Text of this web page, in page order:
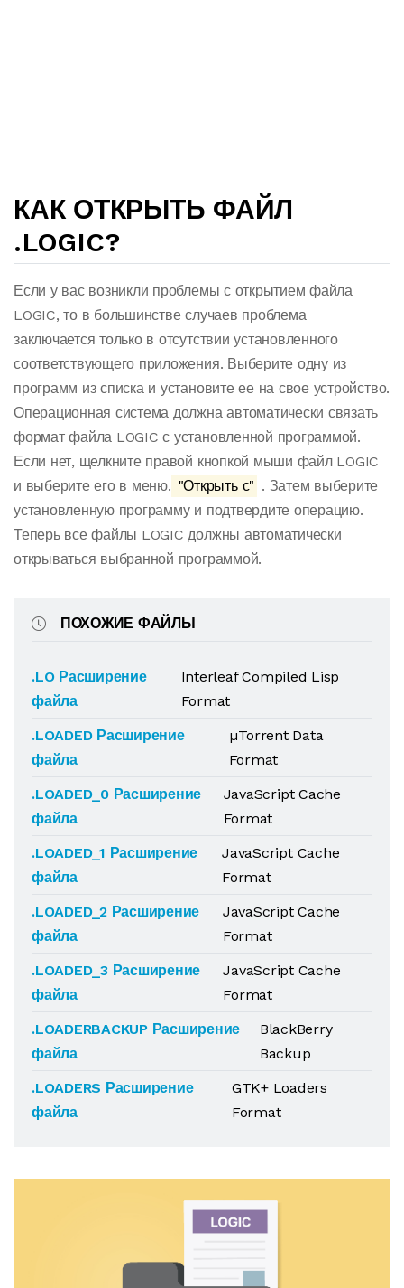
КАК ОТКРЫТЬ ФАЙЛ
.LOGIC?
Если у вас возникли проблемы с открытием файла
LOGIC, то в большинстве случаев проблема
заключается только в отсутствии установленного
соответствующего приложения. Выберите одну из
программ из списка и установите ее на свое устройство.
Операционная система должна автоматически связать
формат файла LOGIC с установленной программой.
Если нет, щелкните правой кнопкой мыши файл LOGIC
и выберите его в меню. "Открыть с" . Затем выберите
установленную программу и подтвердите операцию.
Теперь все файлы LOGIC должны автоматически
открываться выбранной программой.
ПОХОЖИЕ ФАЙЛЫ
.LO Расширение
файла
Interleaf Compiled Lisp
Format
.LOADED Расширение
файла
µTorrent Data
Format
.LOADED_0 Расширение
файла
JavaScript Cache
Format
.LOADED_1 Расширение
файла
JavaScript Cache
Format
.LOADED_2 Расширение
файла
JavaScript Cache
Format
.LOADED_3 Расширение
файла
JavaScript Cache
Format
.LOADERBACKUP Расширение
файла
BlackBerry
Backup
.LOADERS Расширение
файла
GTK+ Loaders
Format